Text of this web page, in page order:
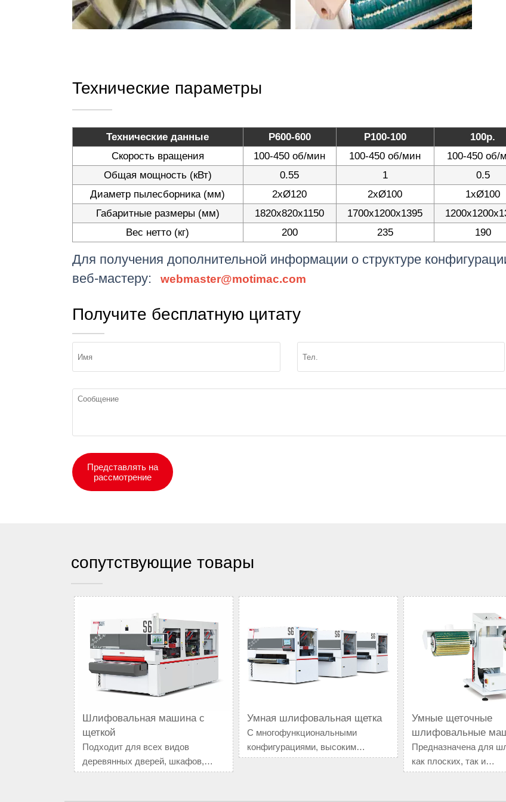
Технические параметры
Технические данные P600-600 P100-100
100р.
Скорость вращения
100-450 об/мин 100-450 об/мин
100-450 об/
Общая мощность (кВт)
0.55 1
0.5
Диаметр пылесборника (мм)
2xØ120 2хØ100
1xØ100
Габаритные размеры (мм)
1820x820x1150 1700x1200x1395
Вес нетто (кг)
200 235 190
Для получения дополнительной информации о структуре
веб-мастеру:
webmaster@motimac.com
Получите бесплатную цитату
Представлять на
рассмотрение
сопутствующие товары
Шлифовальная машина с
щеткой
Подходит для всех видов
деревянных дверей, шкафов,
художественных кроваток,
Умная шлифовальная щетка
С многофункциональными
конфигурациями, высоким
качеством и эффективностью, это
Умные щеточные
шлифовальные
Предназначена для
как плоских, так и
профилированных